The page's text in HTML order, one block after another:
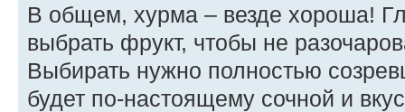
В общем, хурма – везде хороша!
выбрать фрукт, чтобы не
Выбирать нужно полностью
будет по-настоящему сочной и